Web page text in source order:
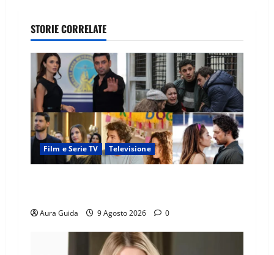
STORIE CORRELATE
Film e Serie TV Televisione
Aura Guida 9 Agosto 2026 0